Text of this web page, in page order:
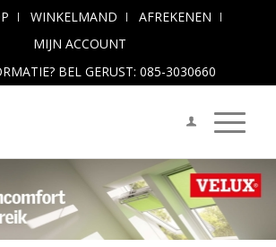
WINKELMAND
AFREKENEN
MIJN ACCOUNT
BEL GERUST: 085-3030660